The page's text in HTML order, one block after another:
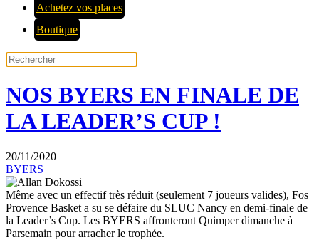
Achetez vos places
Boutique
NOS BYERS EN FINALE DE
LA LEADER’S CUP !
20/11/2020
BYERS
Même avec un effectif très réduit (seulement 7 joueurs valides), Fos
Provence Basket a su se défaire du SLUC Nancy en demi-finale de
la Leader’s Cup. Les BYERS affronteront Quimper dimanche à
Parsemain pour arracher le trophée.